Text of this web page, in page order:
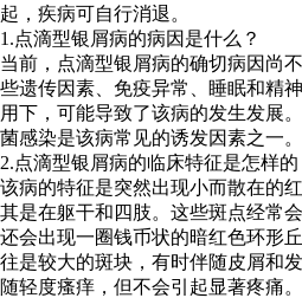
起，疾病可自行消退。
1.点滴型银屑病的病因是什么？
当前，点滴型银屑病的确切病因尚
些遗传因素、免疫异常、睡眠和精
用下，可能导致了该病的发生发展
菌感染是该病常见的诱发因素之一。
2.点滴型银屑病的临床特征是怎样的
该病的特征是突然出现小而散在的
其是在躯干和四肢。这些斑点经常
还会出现一圈钱币状的暗红色环形
往是较大的斑块，有时伴随皮屑和
随轻度瘙痒，但不会引起显著疼痛。